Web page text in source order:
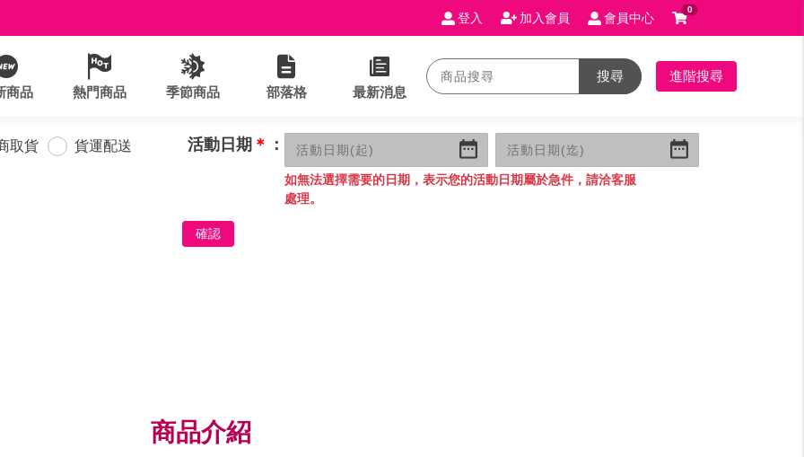
登入 加入會員 會員中心
0
商品 熱門商品 季節商品 部落格 最新消息
搜尋 進階搜尋
取貨 貨運配送 活動日期 ＊ ：
如無法選擇需要的日期，表示您的活動日期屬於急件，請洽客服
處理。
確認
商品介紹